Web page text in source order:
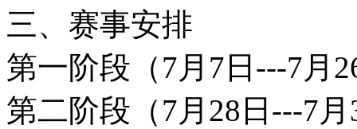
三、赛事安排
第一阶段（7月7日---7月
第二阶段（7月28日---7